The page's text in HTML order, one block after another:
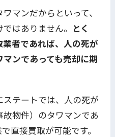
マンだからといって、
はありません。 とく
者であれば、人の死が
ンであっても売却に期
テートでは、人の死が
物件）のタワマンであ
直接買取が可能です。